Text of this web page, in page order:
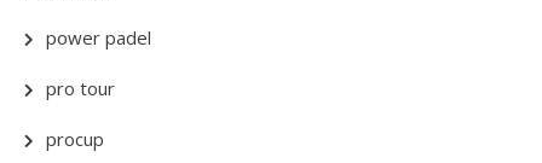
power padel
pro tour
procup